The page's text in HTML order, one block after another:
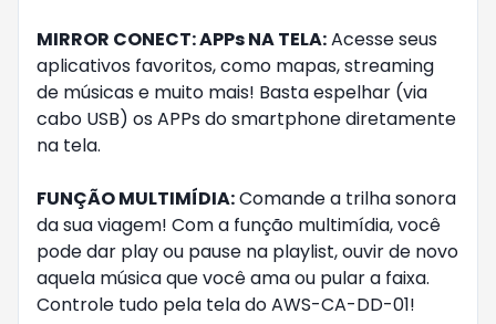
MIRROR CONECT: APPs NA TELA:Acesse seus
aplicativos favoritos, como mapas, streaming
de músicas e muito mais! Basta espelhar (via
cabo USB) os APPs do smartphone diretamente
na tela.
FUNÇÃO MULTIMÍDIA:Comande a trilha sonora
da sua viagem! Com a função multimídia, você
pode dar play ou pause na playlist, ouvir de novo
aquela música que você ama ou pular a faixa.
Controle tudo pela tela do AWS-CA-DD-01!